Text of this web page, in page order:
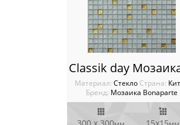
Материал: Стекло Cтрана:
Бренд: Мозаика Bonaparte